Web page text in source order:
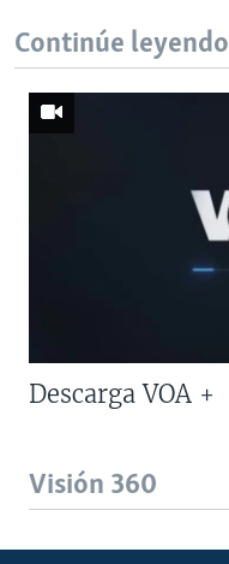
Continúe leyendo
Descarga VOA +
Visión 360